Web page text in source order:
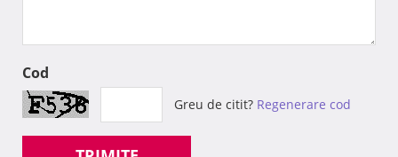
Cod
Greu de citit? Regenerare cod